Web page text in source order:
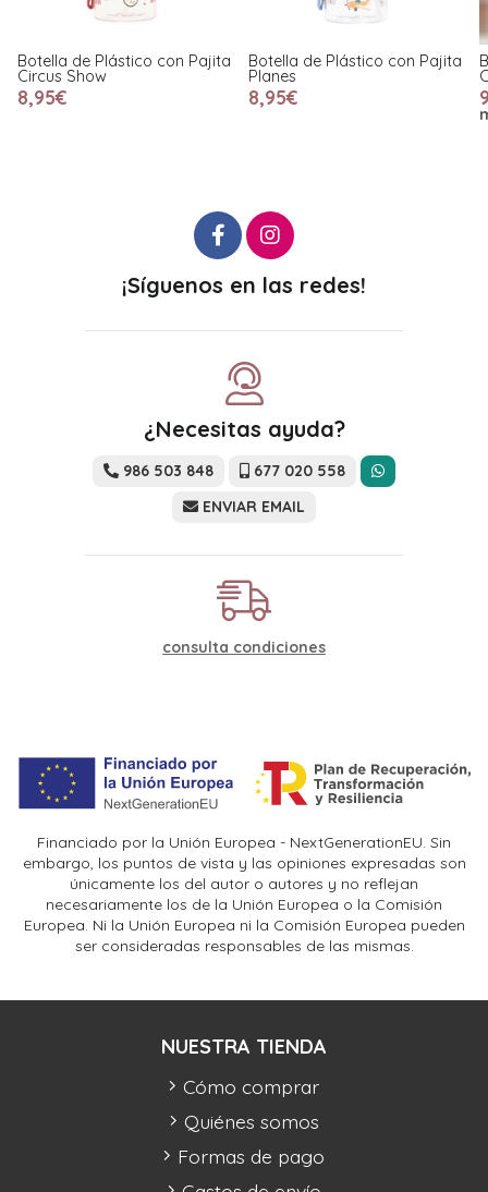
con Pajita Botella de Plástico con Pajita Botella de Tritán
¡Síguenos en las redes!
¿Necesitas ayuda?
986 503 848
677 020 558
ENVIAR EMAIL
consulta condiciones
Financiado por la Unión Europea - NextGenerationEU. Sin
embargo, los puntos de vista y las opiniones expresadas son
únicamente los del autor o autores y no reflejan
necesariamente los de la Unión Europea o la Comisión
Europea. Ni la Unión Europea ni la Comisión Europea pueden
ser consideradas responsables de las mismas.
NUESTRA TIENDA
Cómo comprar
Quiénes somos
Formas de pago